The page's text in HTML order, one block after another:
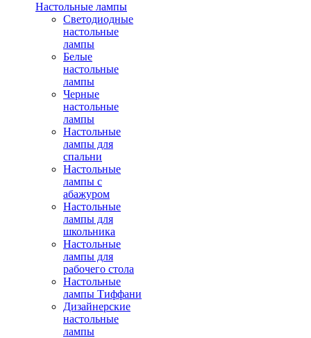
Настольные лампы
Светодиодные
настольные
лампы
Белые
настольные
лампы
Черные
настольные
лампы
Настольные
лампы для
спальни
Настольные
лампы с
абажуром
Настольные
лампы для
школьника
Настольные
лампы для
рабочего стола
Настольные
лампы Тиффани
Дизайнерские
настольные
лампы